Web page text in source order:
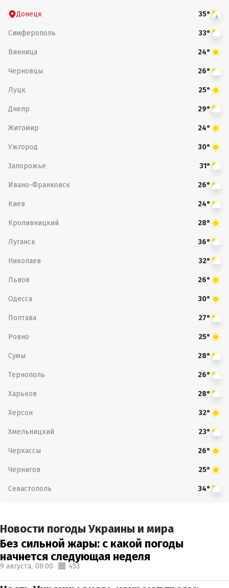
Донецк 35°
Симферополь 33°
Винница 24°
Черновцы 26°
Луцк 25°
Днепр 29°
Житомир 24°
Ужгород 30°
Запорожье 31°
Ивано-Франковск 26°
Киев 24°
Кропивницкий 28°
Луганск 36°
Николаев 32°
Львов 26°
Одесса 30°
Полтава 27°
Ровно 25°
Сумы 28°
Тернополь 26°
Харьков 28°
Херсон 32°
Хмельницкий 23°
Черкассы 26°
Чернигов 25°
Севастополь 34°
Новости погоды Украины и мира
Без сильной жары: с какой погоды
начнется следующая неделя
9 августа, 08:00 453